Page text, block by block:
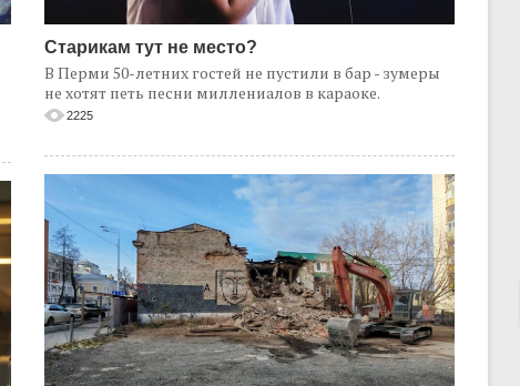
Старикам тут не место?
В Перми 50-летних гостей не пустили в бар - зумеры
не хотят петь песни миллениалов в караоке.
2225